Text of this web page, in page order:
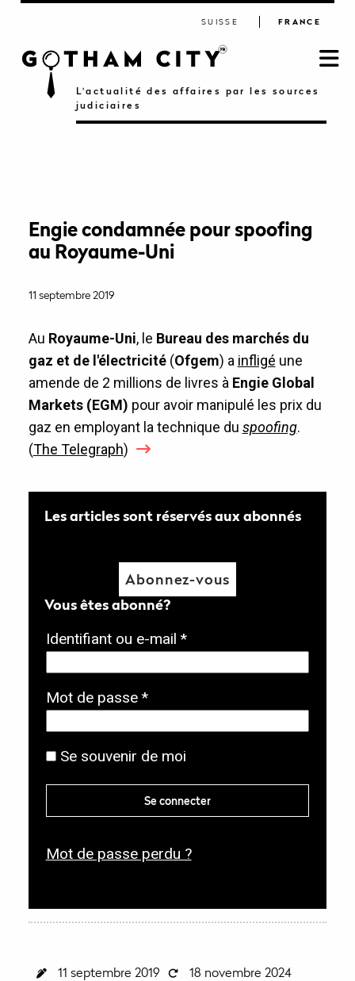
L'actualité des affaires par les sources
judiciaires
SUISSE FRANCE
Engie condamnée pour spoofing
au Royaume-Uni
11 septembre 2019
Au Royaume-Uni, le Bureau des marchés du
gaz et de l'électricité(Ofgem) a infligé une
amende de 2 millions de livres à Engie Global
Markets (EGM) pour avoir manipulé les prix du
gaz en employant la technique du spoofing.
(The Telegraph)
Les articles sont réservés aux abonnés
Abonnez-vous
Vous êtes abonné?
Identifiant ou e-mail *O
i
g
t
o
r
Mot de passe *O
g
a
o
r
Se souvenir de moi
Se connecter
Mot de passe perdu ?
11 septembre 2019 18 novembre 2024